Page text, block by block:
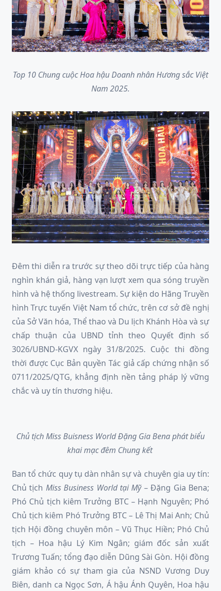
Top 10 Chung cuộcHoa hậu Doanh nhân Hương sắc Việt
Nam 2025.
Đêm thi diễn ra trước sự theo dõi trực tiếp của hàng
nghìn khán giả, hàng vạn lượt xem qua sóng truyền
hình và hệ thống livestream. Sự kiện do Hãng Truyền
hình Trực tuyến Việt Nam tổ chức, trên cơ sở đề nghị
của Sở Văn hóa, Thể thao và Du lịch Khánh Hòa và sự
chấp thuận của UBND tỉnh theo Quyết định số
3026/UBND-KGVX ngày 31/8/2025. Cuộc thi đồng
thời được Cục Bản quyền Tác giả cấp chứng nhận số
0711/2025/QTG, khẳng định nền tảng pháp lý vững
chắc và uy tín thương hiệu.
Chủ tịch Miss Buisness World Đặng Gia Bena phát biểu
khai mạc đêm Chung kết
Ban tổ chức quy tụ dàn nhân sự và chuyên gia uy tín:
Chủ tịch Miss Business World tại Mỹ– Đặng Gia Bena;
Phó Chủ tịch kiêm Trưởng BTC – Hạnh Nguyên; Phó
Chủ tịch kiêm Phó Trưởng BTC – Lê Thị Mai Anh; Chủ
tịch Hội đồng chuyên môn – Vũ Thục Hiền; Phó Chủ
tịch – Hoa hậu Lý Kim Ngân; giám đốc sản xuất
Trương Tuấn; tổng đạo diễn Dũng Sài Gòn. Hội đồng
giám khảo có sự tham gia của NSND Vương Duy
Biên, danh ca Ngọc Sơn, Á hậu Ánh Quyên, Hoa hậu